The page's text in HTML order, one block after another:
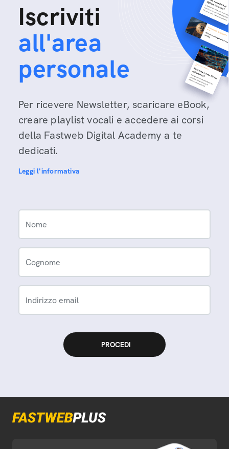
Iscriviti
all'area
personale
Per ricevere Newsletter, scaricare eBook,
creare playlist vocali e accedere ai corsi
della Fastweb Digital Academy a te
dedicati.
Leggi l'informativa
Nome
Cognome
Indirizzo email